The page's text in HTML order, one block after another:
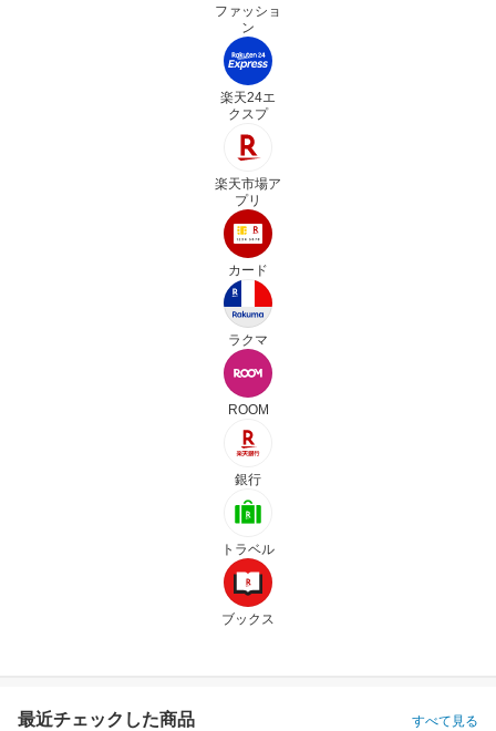
ファッショ
ン
楽天24エ
クスプ
楽天市場ア
プリ
カード
ラクマ
ROOM
銀行
トラベル
ブックス
最近チェックした商品 すべて見る